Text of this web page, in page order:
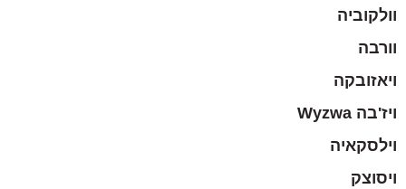
וולקוביה
וורבה
ויאזובקה
ויז'בה Wyzwa
וילסקאיה
ויסוצק